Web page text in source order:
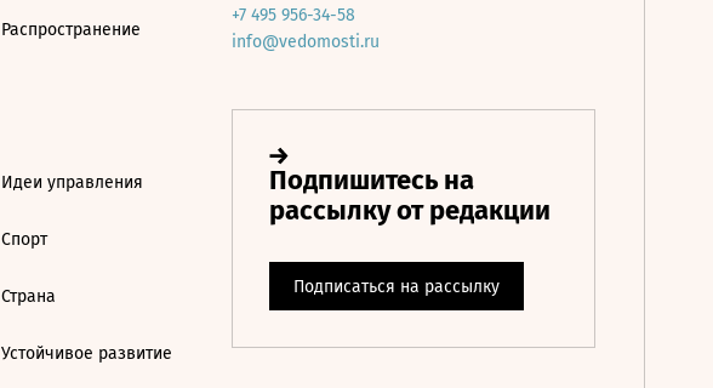
Распространение
Идеи управления
Спорт
Страна
Устойчивое развитие
+7 495 956-34-58
info@vedomosti.ru